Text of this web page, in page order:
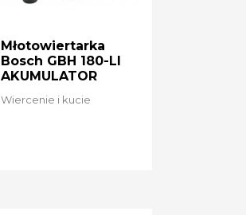
Młotowiertarka
Bosch GBH 180-LI
AKUMULATOR
Wiercenie i kucie